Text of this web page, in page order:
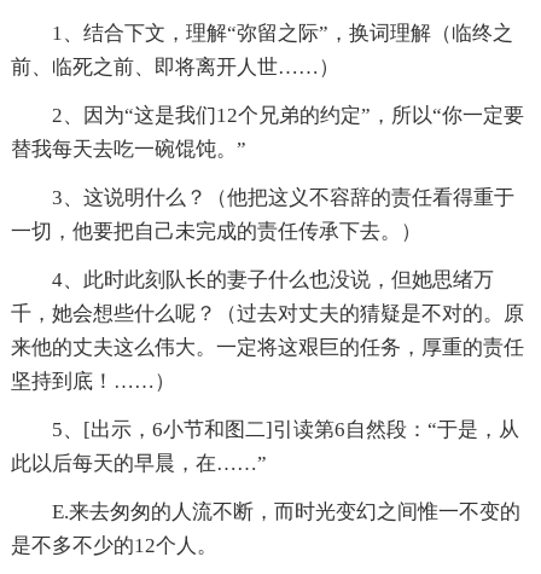
1、结合下文，理解“弥留之际”，换词理解（临终之
前、临死之前、即将离开人世……）
2、因为“这是我们12个兄弟的约定”，所以“你一定要
替我每天去吃一碗馄饨。”
3、这说明什么？（他把这义不容辞的责任看得重于
一切，他要把自己未完成的责任传承下去。）
4、此时此刻队长的妻子什么也没说，但她思绪万
千，她会想些什么呢？（过去对丈夫的猜疑是不对的。原
来他的丈夫这么伟大。一定将这艰巨的任务，厚重的责任
坚持到底！……）
5、[出示，6小节和图二]引读第6自然段：“于是，从
此以后每天的早晨，在……”
E.来去匆匆的人流不断，而时光变幻之间惟一不变的
是不多不少的12个人。